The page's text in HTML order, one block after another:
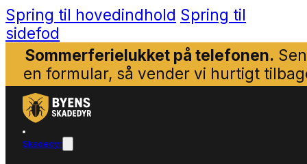
Spring til hovedindhold Spring til
sidefod
Sommerferielukket på telefonen.
en formular, så vender vi hurtigt
Skadedyr